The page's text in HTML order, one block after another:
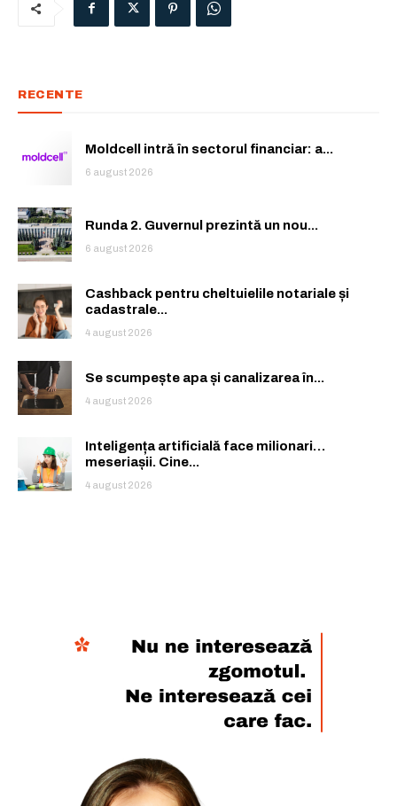
RECENTE
Moldcell intră în sectorul financiar: a...
6 august 2026
Runda 2. Guvernul prezintă un nou...
6 august 2026
Cashback pentru cheltuielile notariale și
cadastrale...
4 august 2026
Se scumpește apa și canalizarea în...
4 august 2026
Inteligența artificială face milionari…
meseriașii. Cine...
4 august 2026